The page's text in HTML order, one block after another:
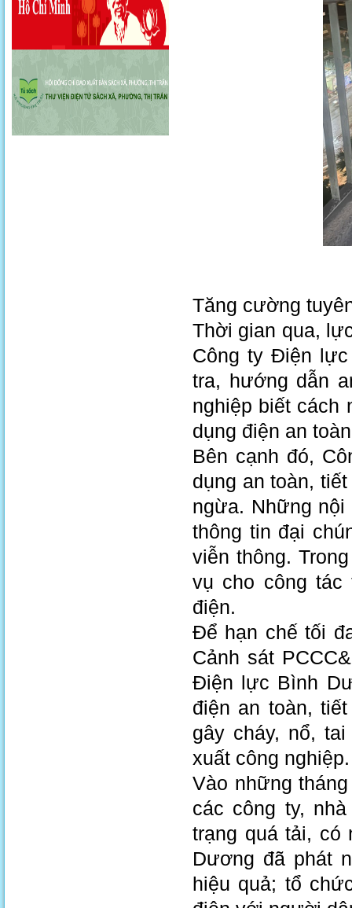
Tăng cường
Thời gian qua,
Công ty Điện
tra, hướng dẫn
nghiệp biết cách
dụng điện an
Bên cạnh đó,
dụng an toàn,
ngừa. Những
thông tin đại
viễn thông.
vụ cho công tác
điện.
Để hạn chế tối
Cảnh sát
Điện lực Bình
điện an toàn,
gây cháy, nổ,
xuất công nghiệp.
Vào những
các công ty,
trạng quá tải, có
Dương đã phát
hiệu quả; tổ